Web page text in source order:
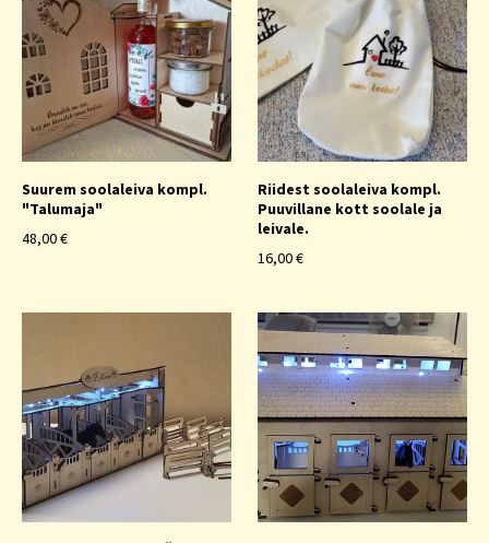
Suurem soolaleiva kompl.
"Talumaja"
48,00 €
Riidest soolaleiva kompl.
Puuvillane kott soolale ja
leivale.
16,00 €